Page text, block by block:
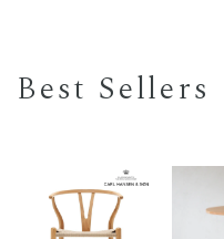
Best Sellers